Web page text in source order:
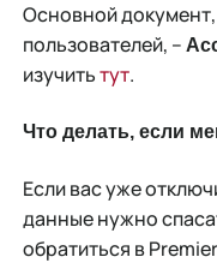
Основной
пользователей, –
изучитьтут.
Что делать, если
Если вас уже
данные нужно
обратиться в